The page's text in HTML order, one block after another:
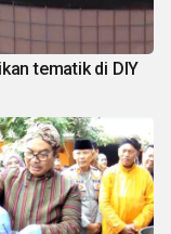
tematik di DIY